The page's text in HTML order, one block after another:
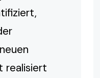
realisiert